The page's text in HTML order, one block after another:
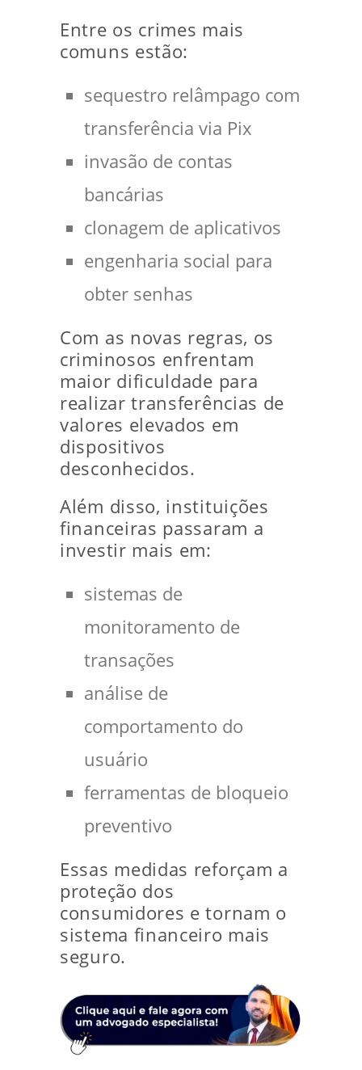
Entre os crimes mais
comuns estão:
sequestro relâmpago com
transferência via Pix
invasão de contas
bancárias
clonagem de aplicativos
engenharia social para
obter senhas
Com as novas regras, os
criminosos enfrentam
maior dificuldade para
realizar transferências de
valores elevados em
dispositivos
desconhecidos.
Além disso, instituições
financeiras passaram a
investir mais em:
sistemas de
monitoramento de
transações
análise de
comportamento do
usuário
ferramentas de bloqueio
preventivo
Essas medidas reforçam a
proteção dos
consumidores e tornam o
sistema financeiro mais
seguro.